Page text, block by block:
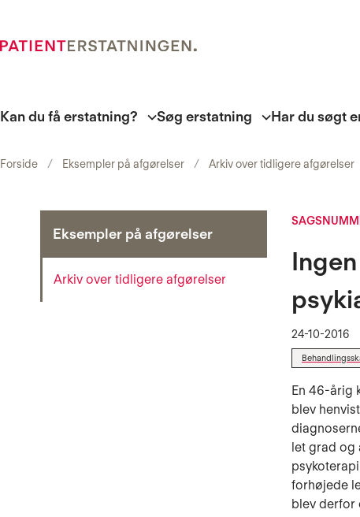
Kan du få erstatning? Søg erstatning Har du søgt
Forside Eksempler på afgørelser Arkiv over tidligere afgørelser
Eksempler på afgørelser
Arkiv over tidligere afgørelser
24-10-2016
En 46-årig
blev
let grad og
forhøjede
blev derfor